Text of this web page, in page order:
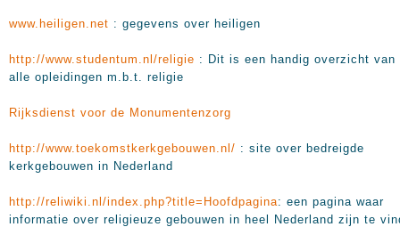
www.heiligen.net : gegevens over heiligen
http://www.studentum.nl/religie : Dit is een handig overzicht van
alle opleidingen m.b.t. religie
Rijksdienst voor de Monumentenzorg
http://www.toekomstkerkgebouwen.nl/ : site over bedreigde
kerkgebouwen in Nederland
http://reliwiki.nl/index.php?title=Hoofdpagina: een pagina waar
informatie over religieuze gebouwen in heel Nederland zijn te